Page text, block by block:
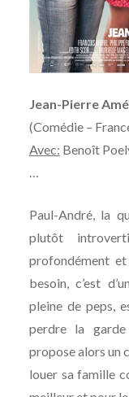
Jean-Pierre
(Comédie –
Avec: Benoît
…
Paul-André, la
plutôt
profondément
besoin, c’est
pleine de peps,
perdre la
propose alors un
louer sa famille